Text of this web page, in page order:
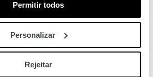
Permitir todos
Personalizar
Rejeitar
ao resto da família e escolha os
Depois, é só passar no Amoreiras e
a certeza de quenão faltará nada para